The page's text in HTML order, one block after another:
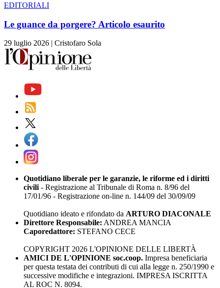
EDITORIALI
Le guance da porgere? Articolo esaurito
29 luglio 2026 | Cristofaro Sola
Quotidiano liberale per le garanzie, le riforme ed i diritti
civili- Registrazione al Tribunale di Roma n. 8/96 del
17/01/96 - Registrazione on-line n. 144/09 del 30/09/09
Quotidiano ideato e rifondato da ARTURO DIACONALE
Direttore Responsabile: ANDREA MANCIA
Caporedattore: STEFANO CECE
COPYRIGHT 2026 L'OPINIONE DELLE LIBERTÀ
AMICI DE L'OPINIONE soc.coop. Impresa beneficiaria
per questa testata dei contributi di cui alla legge n. 250/1990 e
successive modifiche e integrazioni. IMPRESA ISCRITTA
AL ROC N. 8094.